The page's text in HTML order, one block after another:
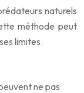
naturels
méthode peut
limites.
ne pas